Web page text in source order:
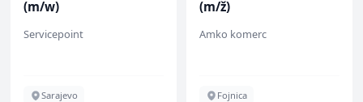
(m/w)
Servicepoint
Sarajevo
(m/ž)
Amko komerc
Fojnica